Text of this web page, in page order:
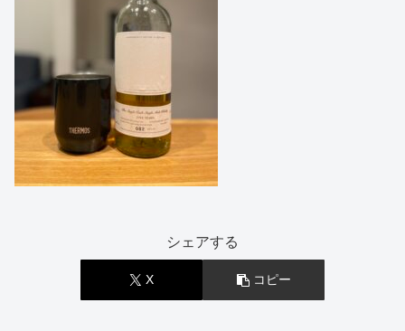
シェアする
X コピー